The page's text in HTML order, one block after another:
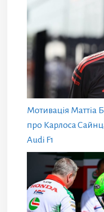
Мотивація Маттіа
про Карлоса
Audi F1